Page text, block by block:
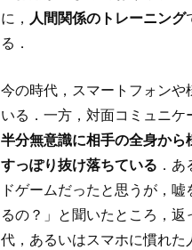
に， 人間関係のトレーニング
る．
今の時代，スマートフォン
いる．一方，対面コミュニケ
半分無意識に相手の全身から
すっぽり抜け落ちている ．
ドゲームだったと思うが，
るの？」と聞いたところ，
代，あるいはスマホに慣れ